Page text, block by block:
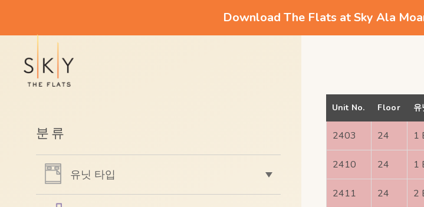
Download The Flats at Sky Ala
분류
유닛 타입
Unit No. Floor 유
2403 24 1
2410 24 1
2411 24 2